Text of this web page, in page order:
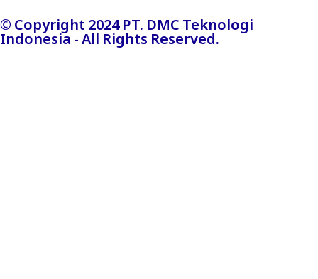
© Copyright 2024 PT. DMC Teknologi
Indonesia - All Rights Reserved.